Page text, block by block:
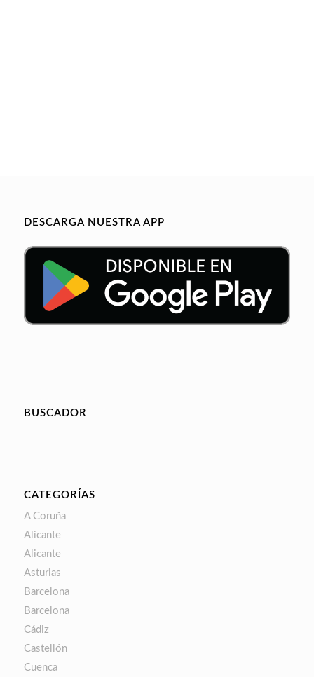
DESCARGA NUESTRA APP
BUSCADOR
CATEGORÍAS
A Coruña
Alicante
Alicante
Asturias
Barcelona
Barcelona
Cádiz
Castellón
Cuenca